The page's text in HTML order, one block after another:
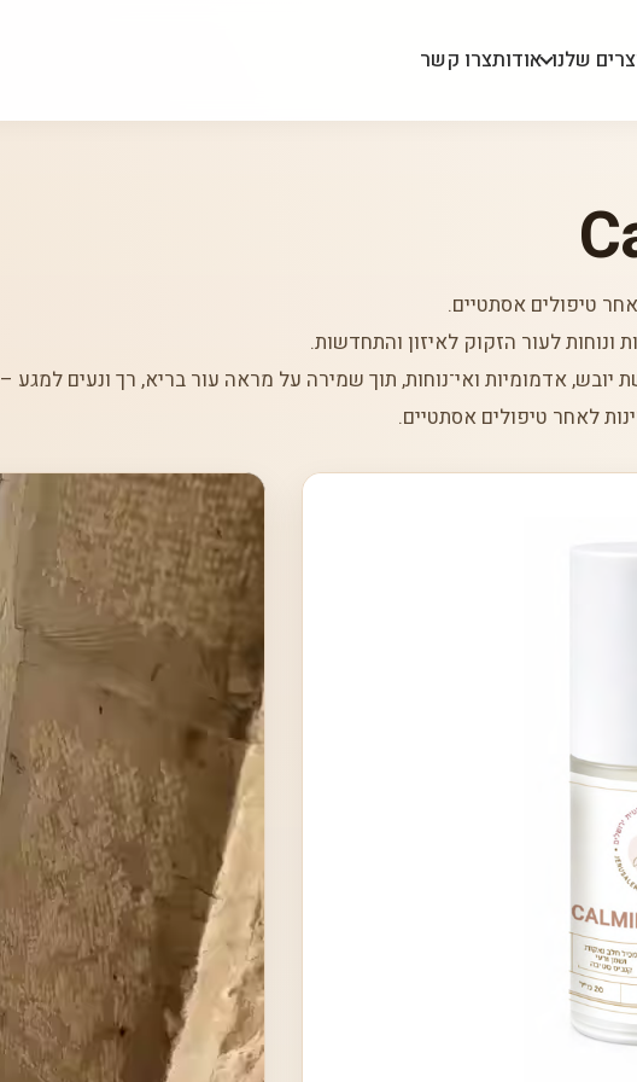
שלנו אודותצרו קשר
טיפולים אסתטיים.
ונוחות לעור הזקוק לאיזון והתחדשות.
אדמומיות ואי־נוחות, תוך שמירה על מראה עור בריא, רך ונעים למגע –
לאחר טיפולים אסתטיים.